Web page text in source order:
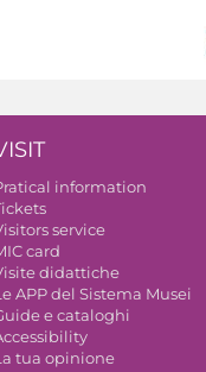
information
service
card
didattiche
APP del Sistema Musei
e cataloghi
tua opinione